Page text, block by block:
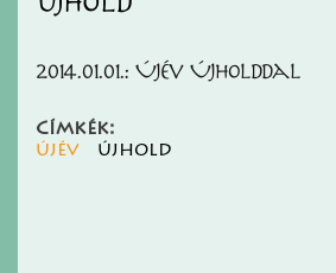
2014.01.01.: Újév Újholddal
Címkék:
újév
újhold